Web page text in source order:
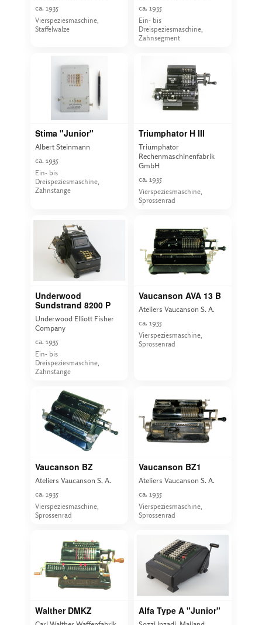
ca. 1935
Vierspeziesmaschine,
Staffelwalze
ca. 1935
Ein- bis
Dreispeziesmaschine,
Zahnsegment
Stima "Junior"
Albert Steinmann
ca. 1935
Ein- bis
Dreispeziesmaschine,
Zahnstange
Triumphator H III
Triumphator
Rechenmaschinenfabrik
GmbH
ca. 1935
Vierspeziesmaschine,
Sprossenrad
Underwood
Sundstrand 8200 P
Underwood Elliott Fisher
Company
ca. 1935
Ein- bis
Dreispeziesmaschine,
Zahnstange
Vaucanson AVA 13 B
Ateliers Vaucanson S. A.
ca. 1935
Vierspeziesmaschine,
Sprossenrad
Vaucanson BZ
Ateliers Vaucanson S. A.
ca. 1935
Vierspeziesmaschine,
Sprossenrad
Vaucanson BZ1
Ateliers Vaucanson S. A.
ca. 1935
Vierspeziesmaschine,
Sprossenrad
Walther DMKZ Alfa Type A "Junior"